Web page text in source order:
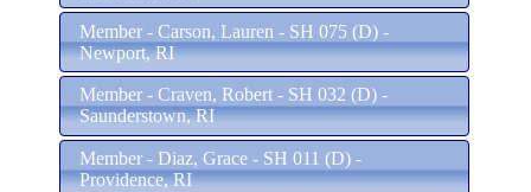
Member - Carson, Lauren - SH 075 (D) -
Newport, RI
Member - Craven, Robert - SH 032 (D) -
Saunderstown, RI
Member - Diaz, Grace - SH 011 (D) -
Providence, RI